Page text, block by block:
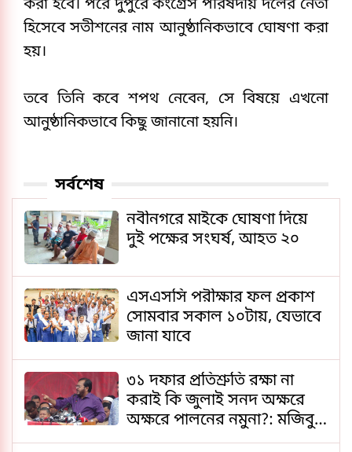
করা হবে। পরে দুপুরে কংগ্রেস পরিষদীয় দলের নেতা
হিসেবে সতীশনের নাম আনুষ্ঠানিকভাবে ঘোষণা করা
হয়।
তবে তিনি কবে শপথ নেবেন, সে বিষয়ে এখনো
আনুষ্ঠানিকভাবে কিছু জানানো হয়নি।
সর্বশেষ
নবীনগরে মাইকে ঘোষণা দিয়ে
দুই পক্ষের সংঘর্ষ, আহত ২০
এসএসসি পরীক্ষার ফল প্রকাশ
সোমবার সকাল ১০টায়, যেভাবে
জানা যাবে
৩১ দফার প্রতিশ্রুতি রক্ষা না
করাই কি জুলাই সনদ অক্ষরে
অক্ষরে পালনের নমুনা?: মজিবুর
রহমান মঞ্জু